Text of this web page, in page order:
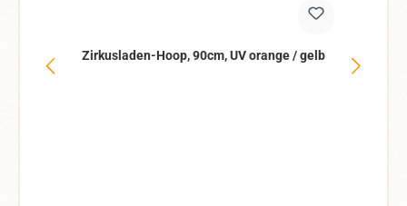
Zirkusladen-Hoop, 90cm, UV orange / gelb